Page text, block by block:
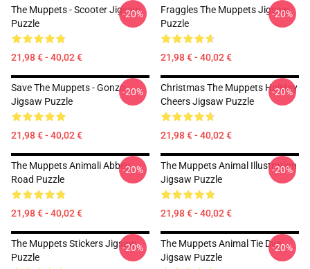
The Muppets - Scooter Jigsaw
Puzzle
21,98 € - 40,02 €
-20%
Fraggles The Muppets Jigsaw
Puzzle
21,98 € - 40,02 €
-20%
Save The Muppets - Gonzo
Jigsaw Puzzle
21,98 € - 40,02 €
-20%
Christmas The Muppets Holiday
Cheers Jigsaw Puzzle
21,98 € - 40,02 €
-20%
The Muppets Animali Abbey
Road Puzzle
21,98 € - 40,02 €
-20%
The Muppets Animal Illustration
Jigsaw Puzzle
21,98 € - 40,02 €
-20%
The Muppets Stickers Jigsaw
Puzzle
-20%
The Muppets Animal Tie Dye
Jigsaw Puzzle
-20%